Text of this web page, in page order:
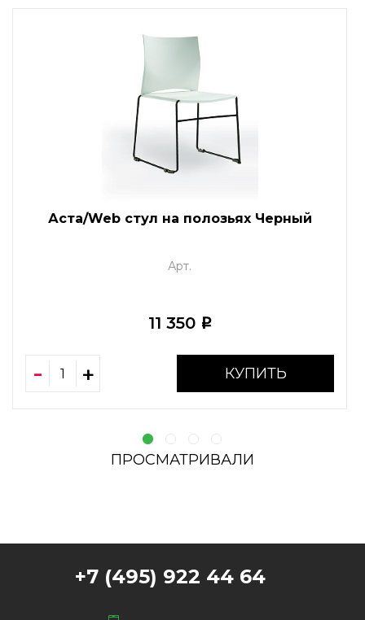
Аста/Web стул на полозьях Черный
Арт.
11 350 i
КУПИТЬ
ПРОСМАТРИВАЛИ
+7 (495) 922 44 64